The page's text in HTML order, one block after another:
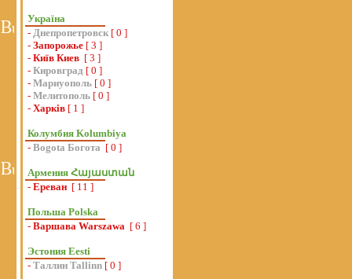
Україна
- Днепропетровск [ 0 ]
- Запорожье [ 3 ]
- Київ Киев [ 3 ]
- Кировград [ 0 ]
- Мариуополь [ 0 ]
- Мелитополь [ 0 ]
- Харків [ 1 ]
Колумбия Kolumbiya
- Bogota Богота [ 0 ]
Армения Հայաստան
- Ереван [ 11 ]
Польша Polska
- Варшава Warszawa [ 6 ]
Эстония Eesti
- Таллин Tallinn [ 0 ]